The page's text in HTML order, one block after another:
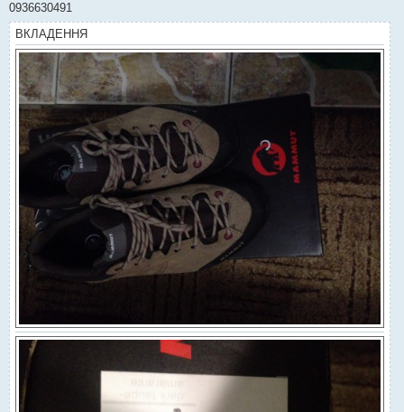
0936630491
ВКЛАДЕННЯ